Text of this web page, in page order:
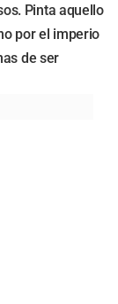
Pinta aquello
por el imperio
de ser